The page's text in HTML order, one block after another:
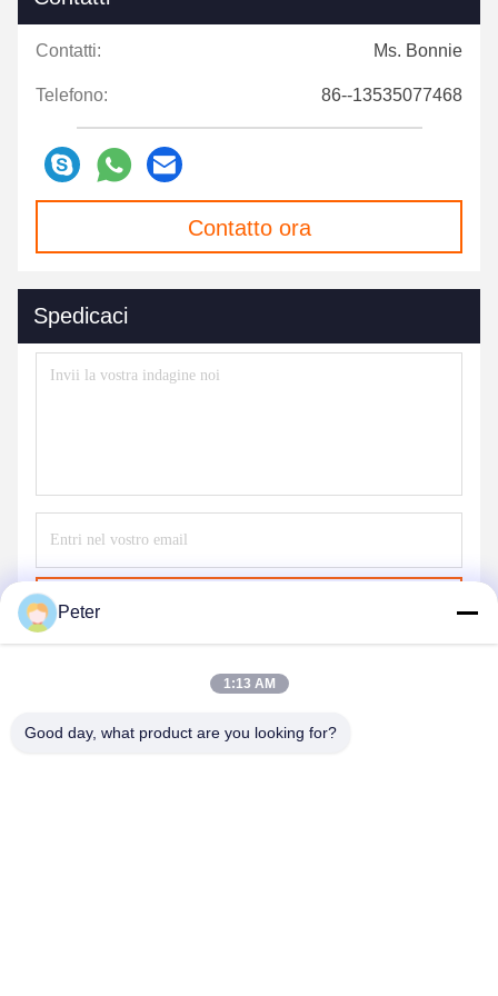
Contatti: Ms. Bonnie
Telefono: 86--13535077468
Contatto ora
Spedicaci
Peter
1:13 AM
Good day, what product are you looking for?